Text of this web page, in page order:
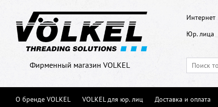
Фирменный магазин VOLKEL
Интернет
Юр. лица
О бренде VOLKEL VOLKEL для юр. лиц Доставка и оплата